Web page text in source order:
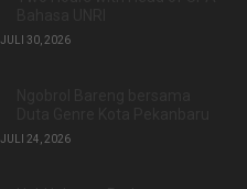
JULI 30, 2026
JULI 24, 2026